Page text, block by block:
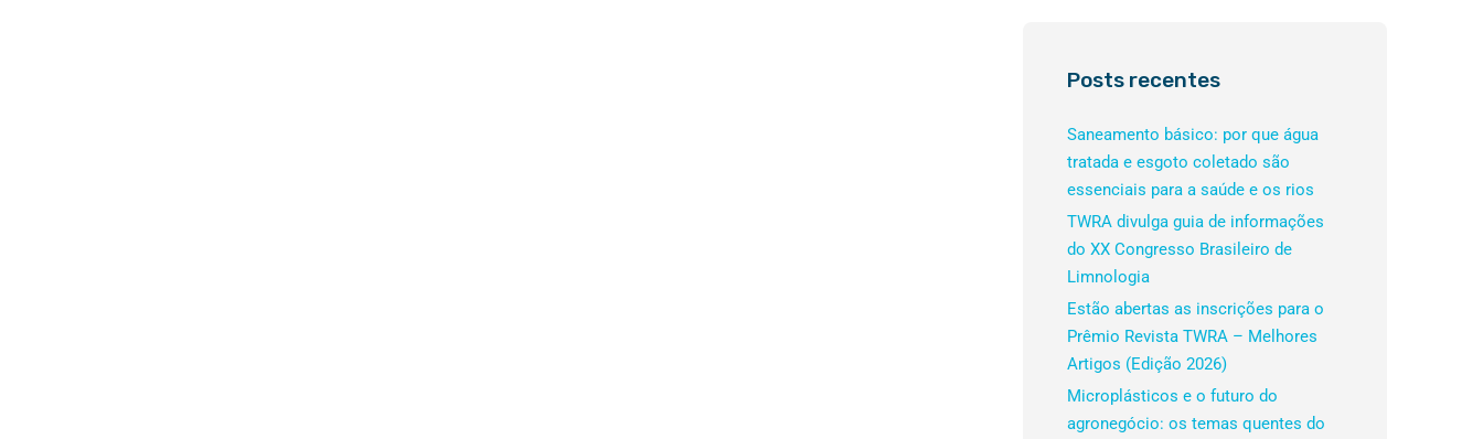
Posts recentes
Saneamento básico: por que água
tratada e esgoto coletado são
essenciais para a saúde e os rios
TWRA divulga guia de informações
do XX Congresso Brasileiro de
Limnologia
Estão abertas as inscrições para o
Prêmio Revista TWRA – Melhores
Artigos (Edição 2026)
Microplásticos e o futuro do
agronegócio: os temas quentes do